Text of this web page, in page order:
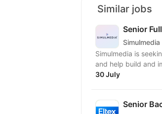
Similar jobs
Senior
Simulmedia
Simulmedia is
and help build and
30 July
Senior